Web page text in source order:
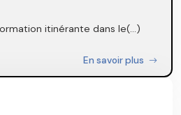
itinérante dans le(...)
En savoir plus